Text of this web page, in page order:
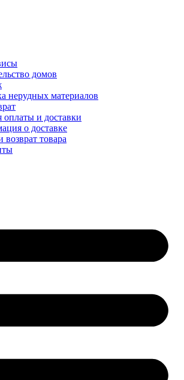
домов
нерудных материалов
оплаты и доставки
о доставке
товара